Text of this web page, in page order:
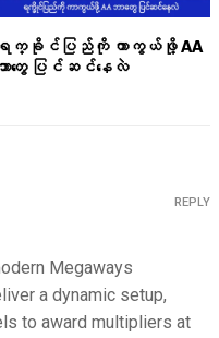
ရက္ခိုင်ပြည်ကို ကာကွယ်ဖို့ AA
ဘာတွေ ပြင်ဆင်နေလဲ
Megaways
a dynamic setup,
to award multipliers at
REPLY